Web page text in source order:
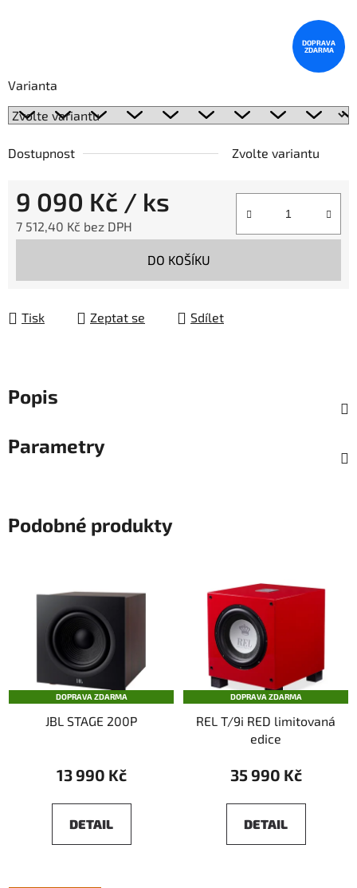
Varianta
Dostupnost Zvolte variantu
9 090 Kč / ks
7 512,40 Kč bez DPH
DO KOŠÍKU
Tisk Zeptat se Sdílet
DOPRAVA
ZDARMA
Popis
Parametry
Podobné produkty
DOPRAVA ZDARMA
JBL STAGE 200P
13 990 Kč
DETAIL
DOPRAVA ZDARMA
REL T/9i RED limitovaná
edice
35 990 Kč
DETAIL